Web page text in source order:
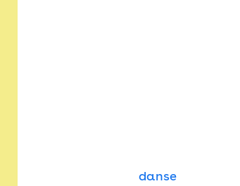
danse